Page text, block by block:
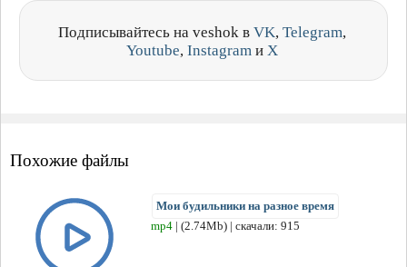
Подписывайтесь на veshok в VK, Telegram,
Youtube, Instagram и X
Похожие файлы
Мои будильники на разное время
mp4 | (2.74Mb) | скачали: 915